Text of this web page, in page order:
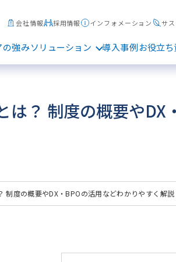
強みソリューション 導入事例お役立ち
会社情報 採用情報 インフォメーション サ
は？ 制度の概要やDX
制度の概要やDX・BPOの活用などわかりやすく解説